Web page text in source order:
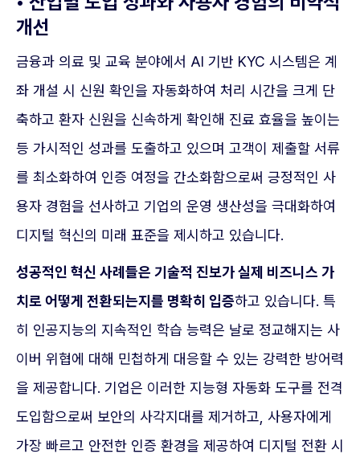
개선
금융과 의료 및 교육 분야에서 AI 기반 KYC 시스템은 계
좌 개설 시 신원 확인을 자동화하여 처리 시간을 크게 단
축하고 환자 신원을 신속하게 확인해 진료 효율을 높이는
등 가시적인 성과를 도출하고 있으며 고객이 제출할 서류
를 최소화하여 인증 여정을 간소화함으로써 긍정적인 사
용자 경험을 선사하고 기업의 운영 생산성을 극대화하여
디지털 혁신의 미래 표준을 제시하고 있습니다.
성공적인 혁신 사례들은 기술적 진보가 실제 비즈니스 가
치로 어떻게 전환되는지를 명확히 입증하고 있습니다. 특
히 인공지능의 지속적인 학습 능력은 날로 정교해지는 사
이버 위협에 대해 민첩하게 대응할 수 있는 강력한 방어력
을 제공합니다. 기업은 이러한 지능형 자동화 도구를 전격
도입함으로써 보안의 사각지대를 제거하고, 사용자에게
가장 빠르고 안전한 인증 환경을 제공하여 디지털 전환 시